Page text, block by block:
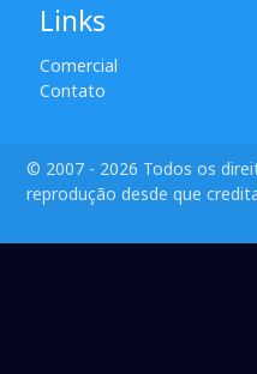
Links
Comercial
Contato
© 2007 - 2026 Todos os
reprodução desde que